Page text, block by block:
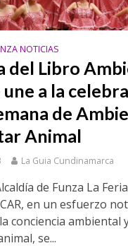
NOTICIAS
del Libro
une a la
de
Animal
La Guia Cundinamarca
de Funza La
en un esfuerzo
conciencia ambiental
se...